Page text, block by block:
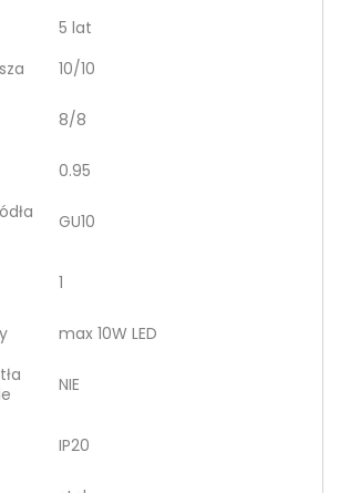
5 lat
10/10
8/8
0.95
GU10
1
max 10W LED
NIE
IP20